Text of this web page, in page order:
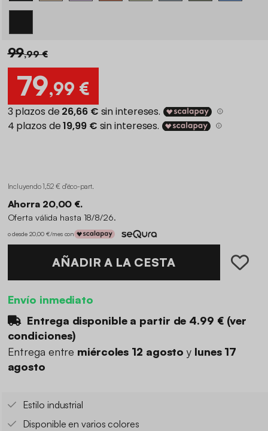
99,99 €
79,99 €
Incluyendo 1,52 € d'éco-part.
Ahorra 20,00 €.
Oferta válida hasta 18/8/26.
o desde 20,00 €/mes con
AÑADIR A LA CESTA
Envío inmediato
Entrega disponible a partir de 4.99 €(ver
condiciones)
Entrega entre miércoles 12 agostoy lunes 17
agosto
Estilo industrial
Disponible en varios colores